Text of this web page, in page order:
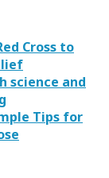
Cross to
science and
Tips for